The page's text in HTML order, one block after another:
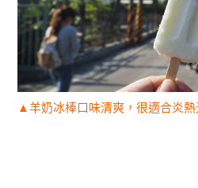
▲羊奶冰棒口味清爽，很適合炎熱